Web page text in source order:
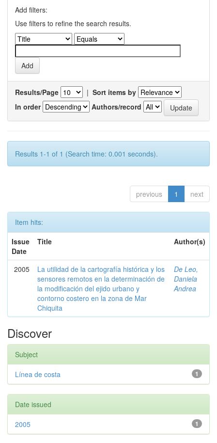
Add filters:
Use filters to refine the search results.
Results/Page | Sort items by
In order
Authors/record
Results 1-1 of 1 (Search time: 0.001 seconds).
previous 1 next
Item hits:
Issue
Date
Title Author(s)
2005
La utilidad de la cartografía histórica y los
sensores remotos en la determinación de
la modificación del ejido urbano y
contorno costero en la zona de Mar
Chiquita
De Leo,
Daniela
Andrea
Discover
Subject
1
Línea de costa
Date issued
1
2005